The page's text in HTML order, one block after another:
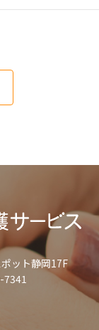
ット静岡17F